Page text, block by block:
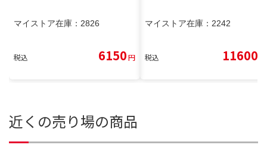
マイストア在庫： 2826
税込 6150円
マイストア在庫： 2242
税込 11600
近くの売り場の商品